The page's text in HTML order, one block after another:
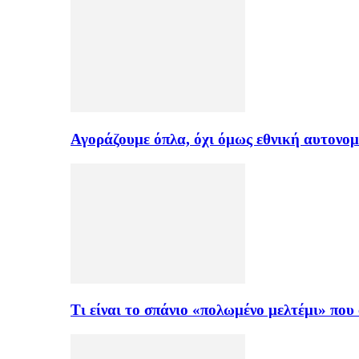
Αγοράζουμε όπλα, όχι όμως εθνική
Τι είναι το σπάνιο «πολωμένο μελτέμι»